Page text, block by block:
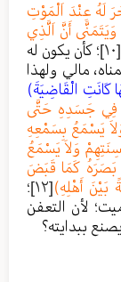
لَهُ عِنْدَ اَلْمَوْتِ
أَنَّ اَلَّذِي
[١٠]
؛ كأن يكون له
مالي ولهذا
كَانَتِ الْقَاضِيَةَ)
فِي جَسَدِهِ حَتَّى
يَسْمَعُ بِسَمْعِهِ
وَلاَ يَسْمَعُ
بَصَرَهُ كَمَا قَبَضَ
أَهْلِهِ)[١٢]
؛
لأن التعفن
ببدايته؟